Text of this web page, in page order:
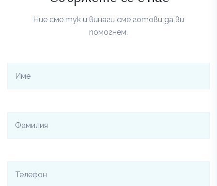
Ние сме тук и винаги сме готови да ви
помогнем.